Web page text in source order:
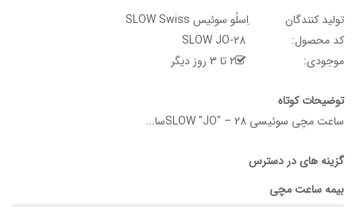
تولید کنندگان
اِسلُو سوئیس SLOW Swiss
کد محصول:
موجودی:
2 تا 3 روز دیگر
توضیحات کوتاه
ساعت مچی سوئیسی SLOW "JO" – 28سا...
گزینه های در دسترس
بیمه ساعت مچی